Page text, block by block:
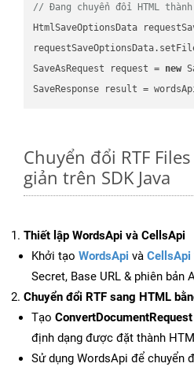
// Đang chuyển đổi HTML thành
HtmlSaveOptionsData
SaveAsRequest request = new
Chuyển đổi RTF
giản trên SDK Java
Thiết lập WordsApi và CellsApi
Khởi tạo WordsApi và CellsApi
Secret, Base URL & phiên bản
Chuyển đổi RTF sang HTML
Tạo ConvertDocumentRequest
định dạng được đặt thành
Sử dụng WordsApi để chuyển